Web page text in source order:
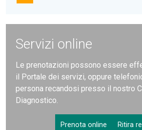
Servizi online
Le prenotazioni possono essere
il Portale dei servizi, oppure
persona recandosi presso il nostro
Diagnostico.
Prenota online Ritira